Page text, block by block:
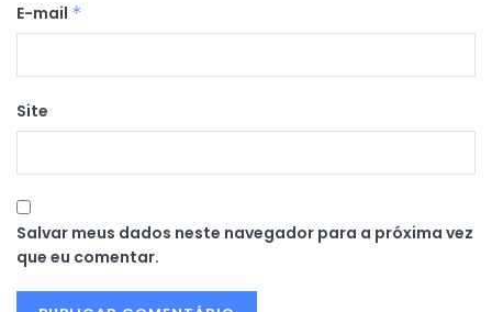
E-mail *
Site
Salvar meus dados neste navegador para a próxima vez
que eu comentar.